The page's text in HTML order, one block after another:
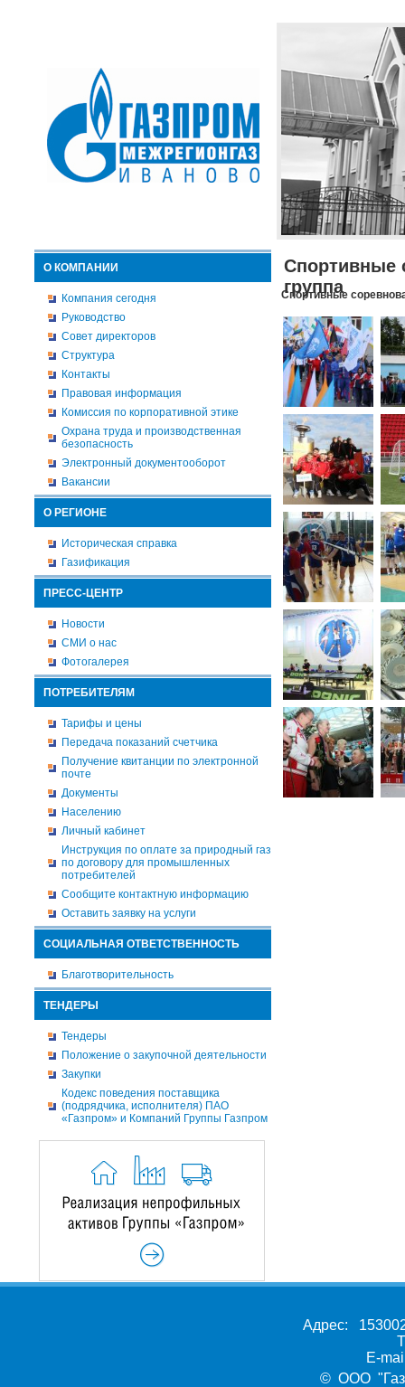
О КОМПАНИИ
Компания сегодня
Руководство
Совет директоров
Структура
Контакты
Правовая информация
Комиссия по корпоративной этике
Охрана труда и производственная
безопасность
Электронный документооборот
Вакансии
О РЕГИОНЕ
Историческая справка
Газификация
ПРЕСС-ЦЕНТР
Новости
СМИ о нас
Фотогалерея
ПОТРЕБИТЕЛЯМ
Тарифы и цены
Передача показаний счетчика
Получение квитанции по электронной
почте
Документы
Населению
Личный кабинет
Инструкция по оплате за природный газ
по договору для промышленных
потребителей
Сообщите контактную информацию
Оставить заявку на услуги
СОЦИАЛЬНАЯ ОТВЕТСТВЕННОСТЬ
Благотворительность
ТЕНДЕРЫ
Тендеры
Положение о закупочной деятельности
Закупки
Кодекс поведения поставщика
(подрядчика, исполнителя) ПАО
«Газпром» и Компаний Группы Газпром
Спортивные
группа
Спортивные
Адрес:
E-
© ООО